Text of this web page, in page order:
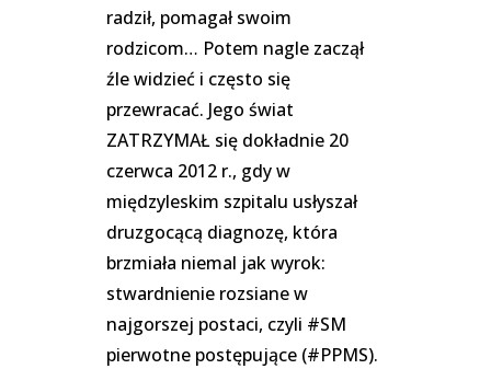
radził, pomagał swoim
rodzicom… Potem nagle zaczął
źle widzieć i często się
przewracać. Jego świat
ZATRZYMAŁ się dokładnie 20
czerwca 2012 r., gdy w
międzyleskim szpitalu usłyszał
druzgocącą diagnozę, która
brzmiała niemal jak wyrok:
stwardnienie rozsiane w
najgorszej postaci, czyli #SM
pierwotne postępujące (#PPMS).